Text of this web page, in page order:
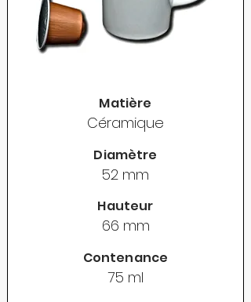
Matière
Céramique
Diamètre
52 mm
Hauteur
66 mm
Contenance
75 ml